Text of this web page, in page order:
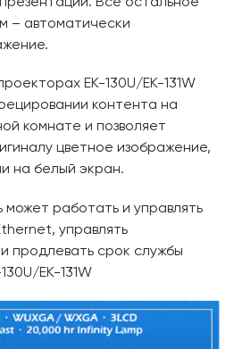
– автоматически
EK-130U/EK-131W
контента на
комнате и позволяет
цветное изображение,
на белый экран.
работать и управлять
управлять
продлевать срок службы
EK-131W